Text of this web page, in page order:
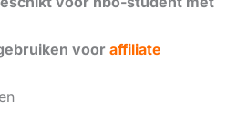
voor affiliate